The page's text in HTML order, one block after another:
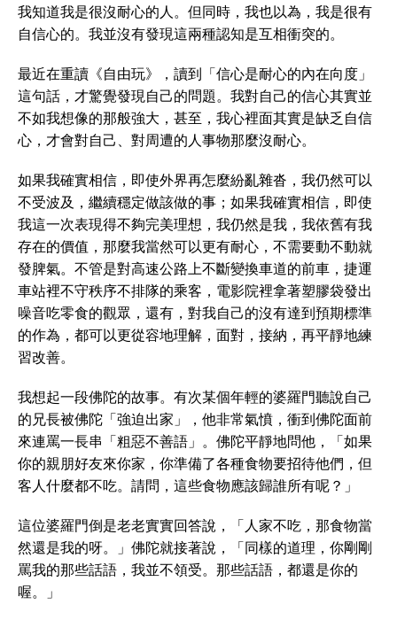
我知道我是很沒耐心的人。但同時，我也以為，我是很有
自信心的。我並沒有發現這兩種認知是互相衝突的。
最近在重讀《自由玩》，讀到「信心是耐心的內在向度」
這句話，才驚覺發現自己的問題。我對自己的信心其實並
不如我想像的那般強大，甚至，我心裡面其實是缺乏自信
心，才會對自己、對周遭的人事物那麼沒耐心。
如果我確實相信，即使外界再怎麼紛亂雜沓，我仍然可以
不受波及，繼續穩定做該做的事；如果我確實相信，即使
我這一次表現得不夠完美理想，我仍然是我，我依舊有我
存在的價值，那麼我當然可以更有耐心，不需要動不動就
發脾氣。不管是對高速公路上不斷變換車道的前車，捷運
車站裡不守秩序不排隊的乘客，電影院裡拿著塑膠袋發出
噪音吃零食的觀眾，還有，對我自己的沒有達到預期標準
的作為，都可以更從容地理解，面對，接納，再平靜地練
習改善。
我想起一段佛陀的故事。有次某個年輕的婆羅門聽說自己
的兄長被佛陀「強迫出家」，他非常氣憤，衝到佛陀面前
來連罵一長串「粗惡不善語」。佛陀平靜地問他，「如果
你的親朋好友來你家，你準備了各種食物要招待他們，但
客人什麼都不吃。請問，這些食物應該歸誰所有呢？」
這位婆羅門倒是老老實實回答說，「人家不吃，那食物當
然還是我的呀。」佛陀就接著說，「同樣的道理，你剛剛
罵我的那些話語，我並不領受。那些話語，都還是你的
喔。」